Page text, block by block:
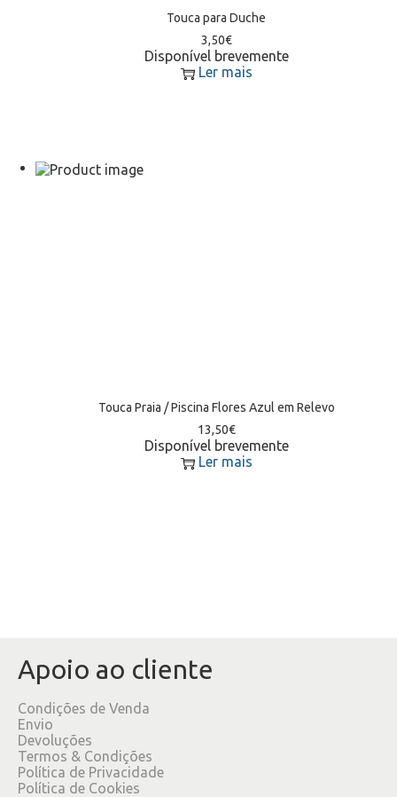
Touca para Duche
3,50€
Disponível brevemente
Ler mais
Touca Praia / Piscina Flores Azul em Relevo
13,50€
Disponível brevemente
Ler mais
Apoio ao cliente
Condições de Venda
Envio
Devoluções
Termos & Condições
Política de Privacidade
Política de Cookies